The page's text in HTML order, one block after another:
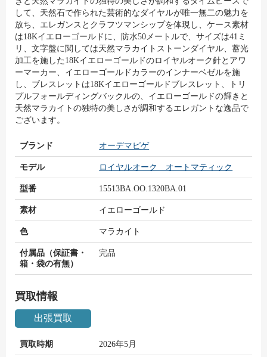
して、天然石で作られた芸術的なダイヤルが唯一無二の魅力を
放ち、エレガンスとクラフツマンシップを体現し、ケース素材
は18Kイエローゴールドに、防水50メートルで、サイズは41ミ
リ、文字盤に関しては天然マラカイトストーンダイヤル、蓄光
加工を施した18Kイエローゴールドのロイヤルオーク針とアワ
ーマーカー、イエローゴールドカラーのインナーベゼルを施
し、ブレスレットは18Kイエローゴールドブレスレット、トリ
プルフォールディングバックルの、イエローゴールドの輝きと
天然マラカイトの独特の美しさが調和するエレガントな逸品で
ございます。
ブランド オーデマピゲ
モデル ロイヤルオーク オートマティック
型番 15513BA.OO.1320BA.01
素材 イエローゴールド
色 マラカイト
付属品（保証書・
箱・袋の有無）
完品
買取情報
出張買取
買取時期 2026年5月